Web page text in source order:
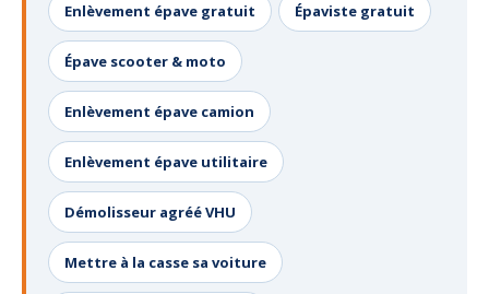
Enlèvement épave gratuit Épaviste gratuit
Épave scooter & moto
Enlèvement épave camion
Enlèvement épave utilitaire
Démolisseur agréé VHU
Mettre à la casse sa voiture